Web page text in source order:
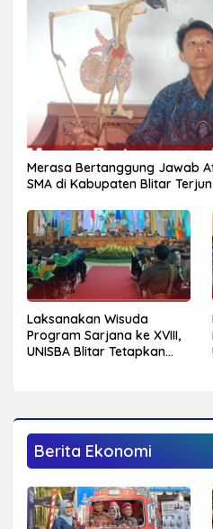
Merasa Bertanggung Jawab
SMA di Kabupaten Blitar
Laksanakan Wisuda
Program Sarjana ke XVIII,
UNISBA Blitar Tetapkan
Berita Ekonomi